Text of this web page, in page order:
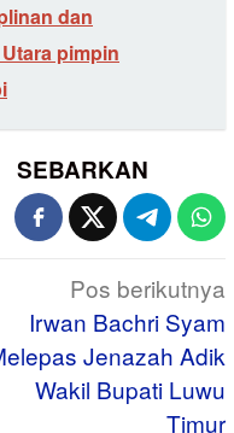
dan
pimpin
SEBARKAN
Pos berikutnya
Irwan Bachri Syam
Jenazah Adik
Wakil Bupati Luwu
Timur